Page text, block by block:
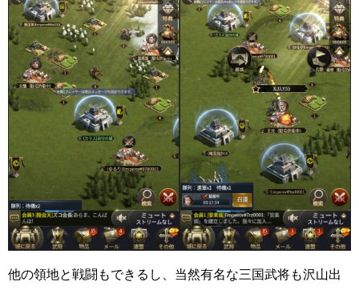
他の領地と戦闘もできるし、当然有名な三国武将も沢山出